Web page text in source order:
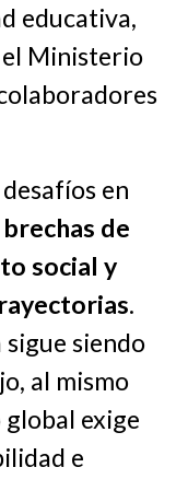
educativa,
Ministerio
en
de
social y
.
siendo
al mismo
exige
e